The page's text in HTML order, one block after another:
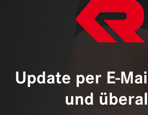
Update per E-
und